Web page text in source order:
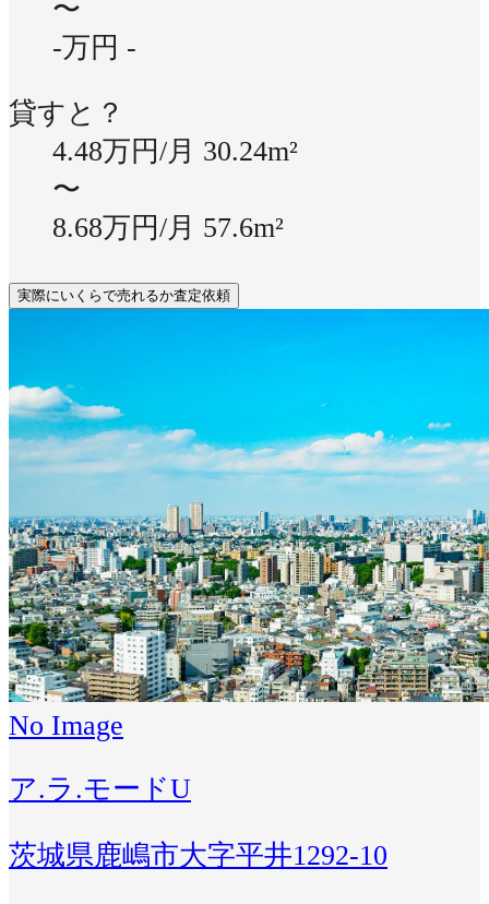
〜
-万円 -
貸すと？
4.48万円/月 30.24m²
〜
8.68万円/月 57.6m²
実際にいくらで売れるか査定依頼
No Image
ア.ラ.モードU
茨城県鹿嶋市大字平井1292-10